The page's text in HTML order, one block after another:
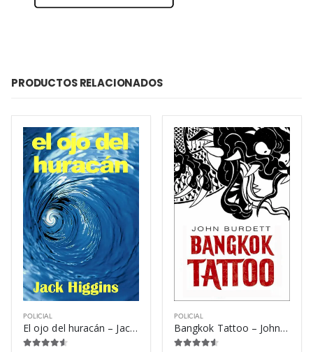
PRODUCTOS RELACIONADOS
POLICIAL
El ojo del huracán – Jack Higgins
POLICIAL
Bangkok Tattoo – John Burdett